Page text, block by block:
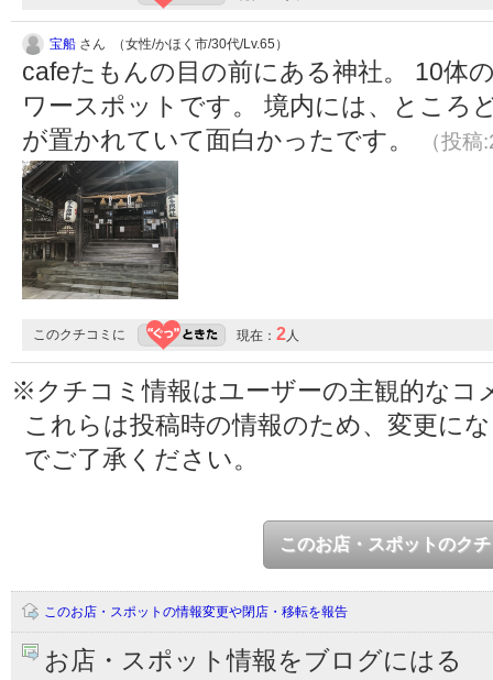
宝船 さん （女性/かほく市/30代/Lv.65）
cafeたもんの目の前にある神社。 10体
ワースポットです。 境内には、ところ
が置かれていて面白かったです。
（投
このクチコミに 現在： 2人
※クチコミ情報はユーザーの主観的なコ
これらは投稿時の情報のため、変更に
でご了承ください。
このお店・スポットのク
このお店・スポットの情報変更や閉店・移転を報告
お店・スポット情報をブログにはる